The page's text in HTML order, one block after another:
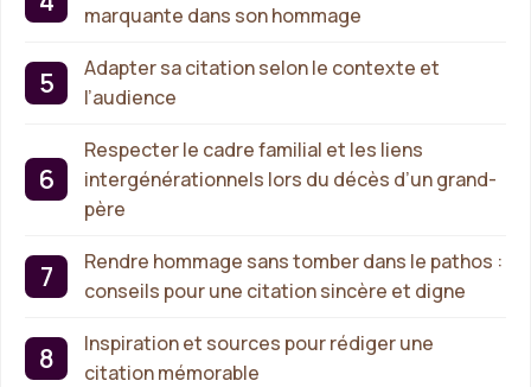
marquante dans son hommage
Adapter sa citation selon le contexte et
l’audience
Respecter le cadre familial et les liens
intergénérationnels lors du décès d’un grand-
père
Rendre hommage sans tomber dans le pathos :
conseils pour une citation sincère et digne
Inspiration et sources pour rédiger une
citation mémorable